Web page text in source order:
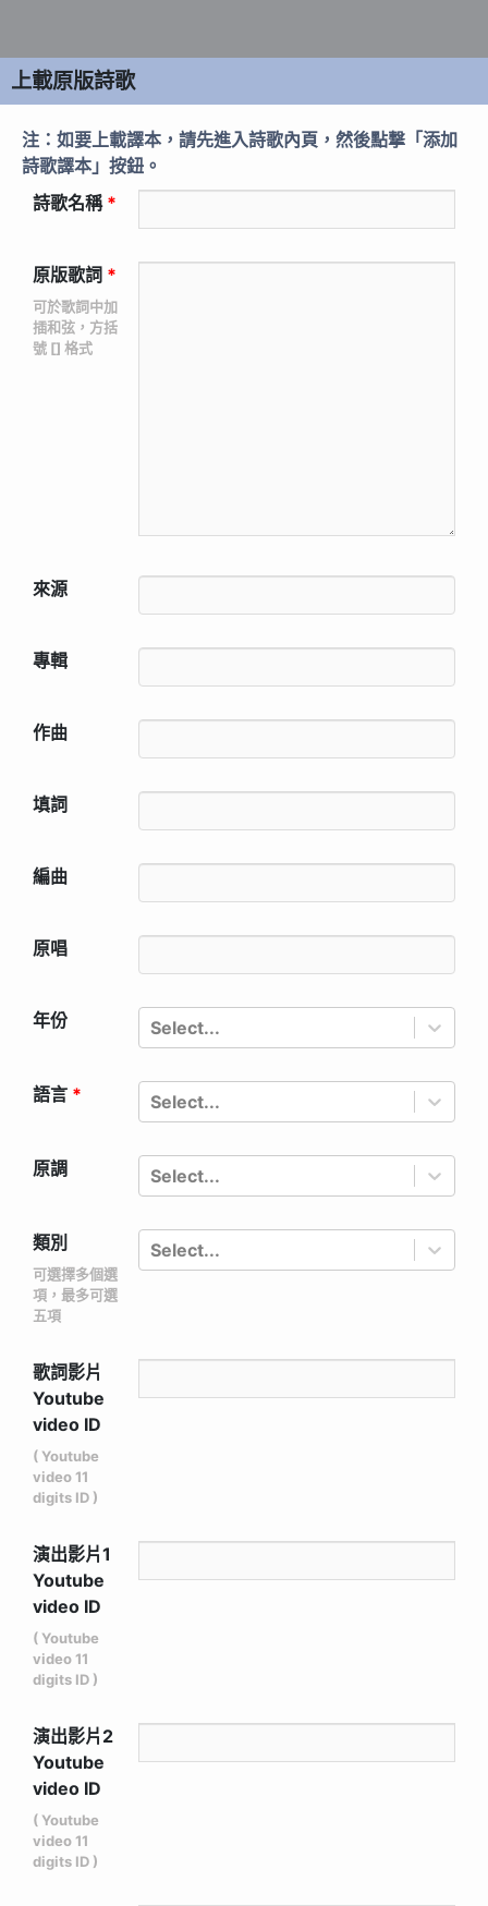
上載原版詩歌
注：如要上載譯本，請先進入詩歌內頁，然後點撃「添加
詩歌譯本」按鈕。
詩歌名稱 *
原版歌詞 *
可於歌詞中加
插和弦，方括
號 [] 格式
來源
專輯
作曲
填詞
編曲
原唱
年份 Select...
語言 * Select...
原調 Select...
類別
可選擇多個選
項，最多可選
五項
Select...
歌詞影片
Youtube
video ID
( Youtube
video 11
digits ID )
演出影片1
Youtube
video ID
( Youtube
video 11
digits ID )
演出影片2
Youtube
video ID
( Youtube
video 11
digits ID )